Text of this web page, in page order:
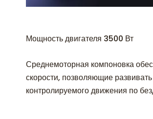
Мощность двигателя 3500 Вт
Среднемоторная компоновка
скорости, позволяющие
контролируемого движения по